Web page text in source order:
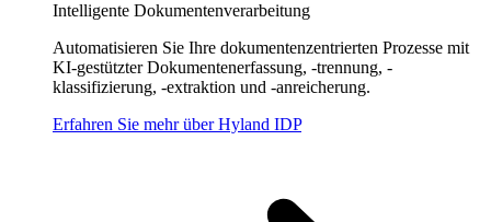
Intelligente Dokumentenverarbeitung
Automatisieren Sie Ihre dokumentenzentrierten Prozesse mit
KI-gestützter Dokumentenerfassung, -trennung, -
klassifizierung, -extraktion und -anreicherung.
Erfahren Sie mehr über Hyland IDP